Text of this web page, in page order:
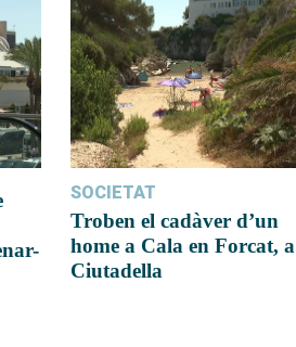
SOCIETAT
Troben el cadàver d’un
home a Cala en Forcat, a
Ciutadella